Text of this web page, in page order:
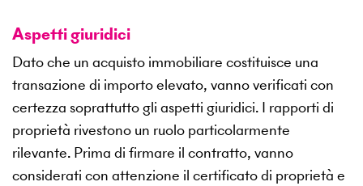
Aspetti giuridici
Dato che un acquisto immobiliare costituisce una
transazione di importo elevato, vanno verificati con
certezza soprattutto gli aspetti giuridici. I rapporti di
proprietà rivestono un ruolo particolarmente
rilevante. Prima di firmare il contratto, vanno
considerati con attenzione il certificato di proprietà e